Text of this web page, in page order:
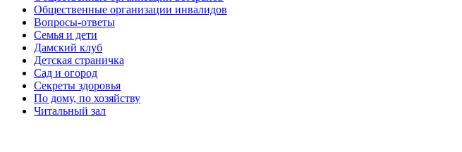
Общественные организации инвалидов
Вопросы-ответы
Семья и дети
Дамский клуб
Детская страничка
Сад и огород
Секреты здоровья
По дому, по хозяйству
Читальный зал